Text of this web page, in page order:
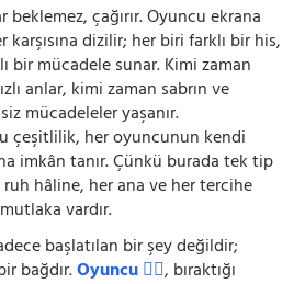
beklemez, çağırır. Oyuncu ekrana
dizilir; her biri farklı bir his,
bir mücadele sunar. Kimi zaman
anlar, kimi zaman sabrın ve
mücadeleler yaşanır.
çeşitlilik, her oyuncunun kendi
imkân tanır. Çünkü burada tek tip
hâline, her ana ve her tercihe
vardır.
başlatılan bir şey değildir;
bağdır.Oyuncu 🧍‍♂️, bıraktığı